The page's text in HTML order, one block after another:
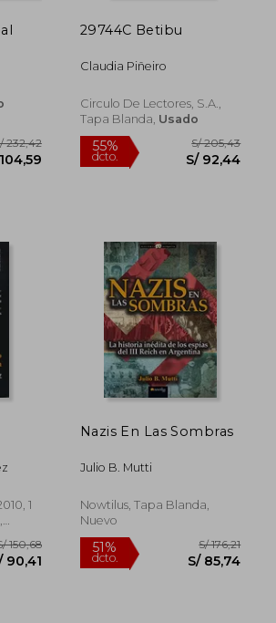
S/ 64,23 dcto.
S/ 104,59
29744C Betibu
Claudia Piñeiro
Circulo De Lectores, S.A.,
Tapa Blanda, Usado
1
Nazis En Las Sombras
Julio B. Mutti
Nowtilus, Tapa Blanda,
Nuevo